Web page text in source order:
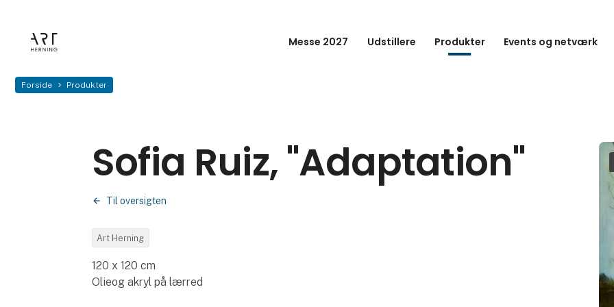
Messe 2027 Udstillere Produkter Events og netværk
Forside Produkter
Sofia Ruiz, "Adaptation"
Til oversigten
Art Herning
120 x 120 cm
Olieog akryl på lærred